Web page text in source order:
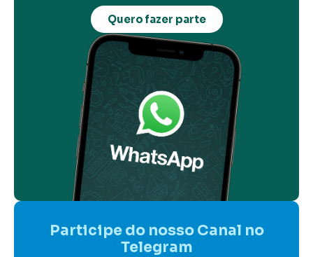
Quero fazer parte
Participe do nosso Canal no
Telegram